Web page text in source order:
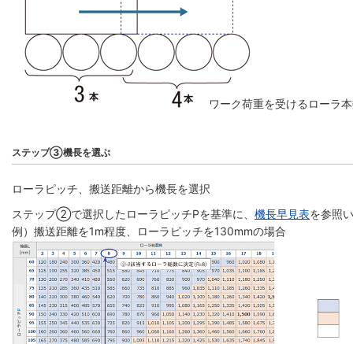
ワーク荷重を受けるローラ
ステップ③機長を選ぶ
ローラピッチ、搬送距離から機長を選択
ステップ②で選択したローラピッチPを基準に、 機長早見表を参照
例）搬送距離を1m程度、ローラピッチを130mmの場合